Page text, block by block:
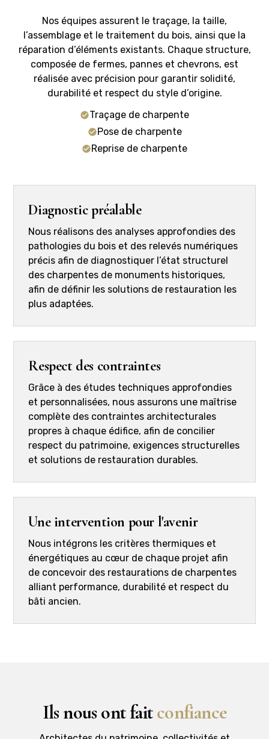
Nos équipes assurent le traçage, la taille,
l’assemblage et le traitement du bois, ainsi que la
réparation d’éléments existants. Chaque structure,
composée de fermes, pannes et chevrons, est
réalisée avec précision pour garantir solidité,
durabilité et respect du style d’origine.
Traçage de charpente
Pose de charpente
Reprise de charpente
Diagnostic préalable
Nous réalisons des analyses approfondies des
pathologies du bois et des relevés numériques
précis afin de diagnostiquer l’état structurel
des charpentes de monuments historiques,
afin de définir les solutions de restauration les
plus adaptées.
Respect des contraintes
Grâce à des études techniques approfondies
et personnalisées, nous assurons une maîtrise
complète des contraintes architecturales
propres à chaque édifice, afin de concilier
respect du patrimoine, exigences structurelles
et solutions de restauration durables.
Une intervention pour l'avenir
Nous intégrons les critères thermiques et
énergétiques au cœur de chaque projet afin
de concevoir des restaurations de charpentes
alliant performance, durabilité et respect du
bâti ancien.
Ils nous ont faitconfiance